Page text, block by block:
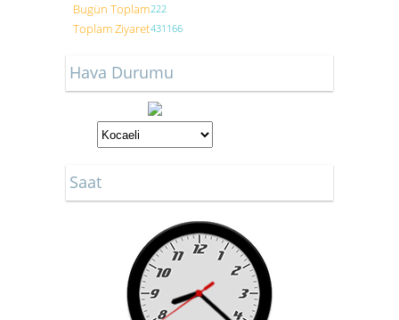
Bugün Toplam222
Toplam Ziyaret431166
Hava Durumu
Saat